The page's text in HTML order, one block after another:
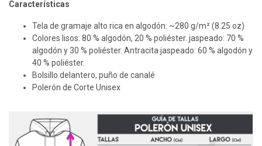
Características
Tela de gramaje alto rica en algodón: ~280 g/m² (8.25 oz)
Colores lisos: 80 % algodón, 20 % poliéster. jaspeado: 70 %
algodón y 30 % poliéster. Antracita jaspeado: 60 % algodón y
40 % poliéster.
Bolsillo delantero, puño de canalé
Polerón de Corte Unisex